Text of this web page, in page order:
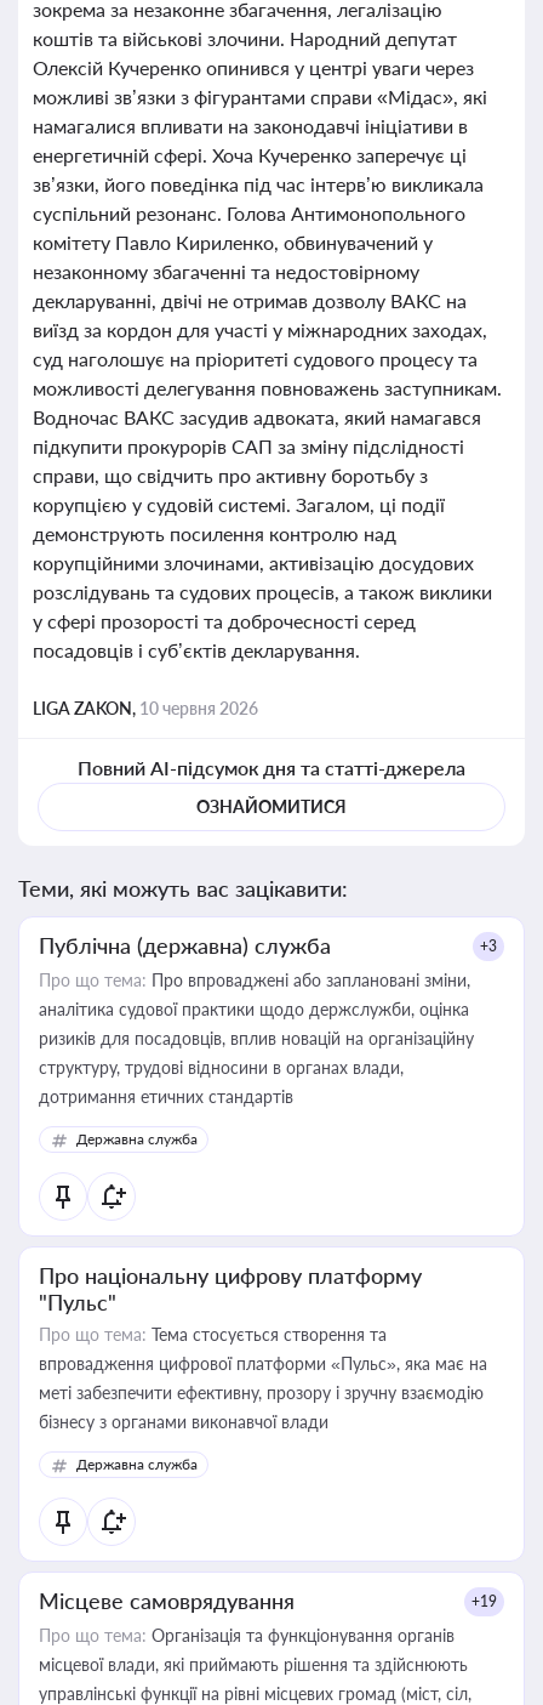
зокрема за незаконне збагачення, легалізацію
коштів та військові злочини. Народний депутат
Олексій Кучеренко опинився у центрі уваги через
можливі зв’язки з фігурантами справи «Мідас», які
намагалися впливати на законодавчі ініціативи в
енергетичній сфері. Хоча Кучеренко заперечує ці
зв’язки, його поведінка під час інтерв’ю викликала
суспільний резонанс. Голова Антимонопольного
комітету Павло Кириленко, обвинувачений у
незаконному збагаченні та недостовірному
декларуванні, двічі не отримав дозволу ВАКС на
виїзд за кордон для участі у міжнародних заходах,
суд наголошує на пріоритеті судового процесу та
можливості делегування повноважень заступникам.
Водночас ВАКС засудив адвоката, який намагався
підкупити прокурорів САП за зміну підслідності
справи, що свідчить про активну боротьбу з
корупцією у судовій системі. Загалом, ці події
демонструють посилення контролю над
корупційними злочинами, активізацію досудових
розслідувань та судових процесів, а також виклики
у сфері прозорості та доброчесності серед
посадовців і суб’єктів декларування.
LIGA ZAKON, 10 червня 2026
Повний AI-підсумок дня та статті-джерела
ОЗНАЙОМИТИСЯ
Теми, які можуть вас зацікавити:
Публічна (державна) служба +3
Про що тема: Про впроваджені або заплановані зміни,
аналітика судової практики щодо держслужби, оцінка
ризиків для посадовців, вплив новацій на організаційну
структуру, трудові відносини в органах влади,
дотримання етичних стандартів
Державна служба
Про національну цифрову платформу
"Пульс"
Про що тема: Тема стосується створення та
впровадження цифрової платформи «Пульс», яка має на
меті забезпечити ефективну, прозору і зручну взаємодію
бізнесу з органами виконавчої влади
Державна служба
Місцеве самоврядування +19
Про що тема: Організація та функціонування органів
місцевої влади, які приймають рішення та здійснюють
управлінські функції на рівні місцевих громад (міст, сіл,